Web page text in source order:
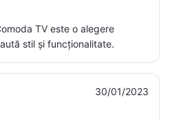
TV este o alegere
stil și funcționalitate.
30/01/2023